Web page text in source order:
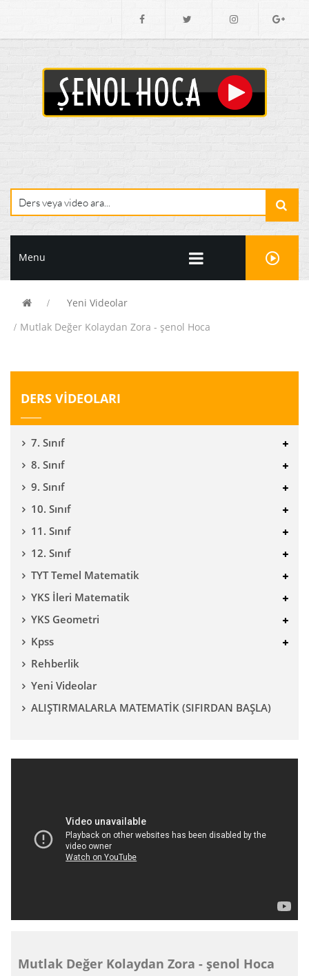
Menu
Yeni Videolar
Mutlak Değer Kolaydan Zora - şenol Hoca
DERS VİDEOLARI
7. Sınıf
8. Sınıf
9. Sınıf
10. Sınıf
11. Sınıf
12. Sınıf
TYT Temel Matematik
YKS İleri Matematik
YKS Geometri
Kpss
Rehberlik
Yeni Videolar
ALIŞTIRMALARLA MATEMATİK (SIFIRDAN BAŞLA)
Mutlak Değer Kolaydan Zora - şenol Hoca